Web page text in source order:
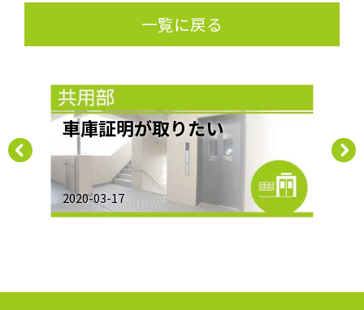
一覧に戻る
車庫証明が取りたい
2020-03-17
車